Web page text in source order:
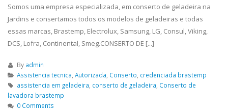
Somos uma empresa especializada, em conserto de geladeira na
Jardins e consertamos todos os modelos de geladeiras e todas
essas marcas, Brastemp, Electrolux, Samsung, LG, Consul, Viking,
DCS, Lofra, Continental, Smeg.CONSERTO DE [...]
By admin
Assistencia tecnica, Autorizada, Conserto, credenciada brastemp
assistencia em geladeira, conserto de geladeira, Conserto de
lavadora brastemp
0 Comments